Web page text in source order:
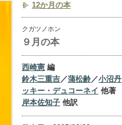
12か月の本
クガツノホン
９月の本
西崎憲 編
鈴木三重吉／蒲松齢／小沼丹
ッキー・デュコーネイ 他著
岸本佐知子 他訳